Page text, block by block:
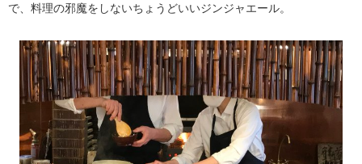
で、料理の邪魔をしないちょうどいいジンジャエール。